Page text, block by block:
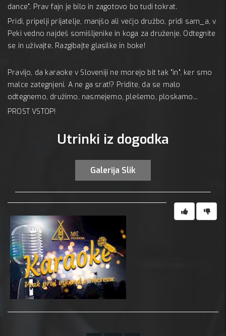
dance". Prav fajn je bilo in zagotovo bo tudi tokrat.
Pridi, pripelji prijatelje, manjšo ali večjo družbo, pridi sam_a, v
Peki vedno najdeš somišljenike in koga za druženje. Odtegnite
se in uživajte. Razgibajte glasilke in boke!
Pravijo, da karaoke v Sloveniji ne morejo bit tak "in", ker smo
malce zategnjeni. A ne ga srat!? Pridite, da se malo
odtegnemo, družimo, nasmejemo, plešemo, ploskamo...
PROST VSTOP!
Utrinki iz dogodka
Galerija Slik